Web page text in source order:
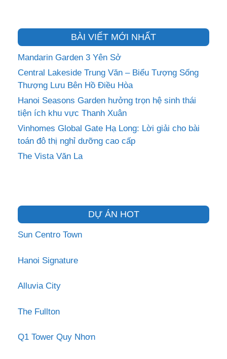
BÀI VIẾT MỚI NHẤT
Mandarin Garden 3 Yên Sở
Central Lakeside Trung Văn – Biểu Tượng Sống
Thượng Lưu Bên Hồ Điều Hòa
Hanoi Seasons Garden hưởng trọn hệ sinh thái
tiện ích khu vực Thanh Xuân
Vinhomes Global Gate Hạ Long: Lời giải cho bài
toán đô thị nghỉ dưỡng cao cấp
The Vista Văn La
DỰ ÁN HOT
Sun Centro Town
Hanoi Signature
Alluvia City
The Fullton
Q1 Tower Quy Nhơn